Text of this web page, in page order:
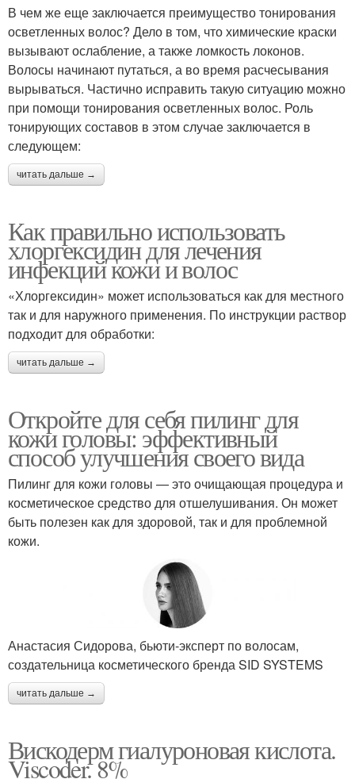
В чем же еще заключается преимущество тонирования
осветленных волос? Дело в том, что химические краски
вызывают ослабление, а также ломкость локонов.
Волосы начинают путаться, а во время расчесывания
вырываться. Частично исправить такую ситуацию можно
при помощи тонирования осветленных волос. Роль
тонирующих составов в этом случае заключается в
следующем:
читать дальше →
Как правильно использовать
хлоргексидин для лечения
инфекций кожи и волос
«Хлоргексидин» может использоваться как для местного
так и для наружного применения. По инструкции раствор
подходит для обработки:
читать дальше →
Откройте для себя пилинг для
кожи головы: эффективный
способ улучшения своего вида
Пилинг для кожи головы — это очищающая процедура и
косметическое средство для отшелушивания. Он может
быть полезен как для здоровой, так и для проблемной
кожи.
Анастасия Сидорова, бьюти-эксперт по волосам,
создательница косметического бренда SID SYSTEMS
читать дальше →
Вискодерм гиалуроновая кислота.
Viscoder. 8%